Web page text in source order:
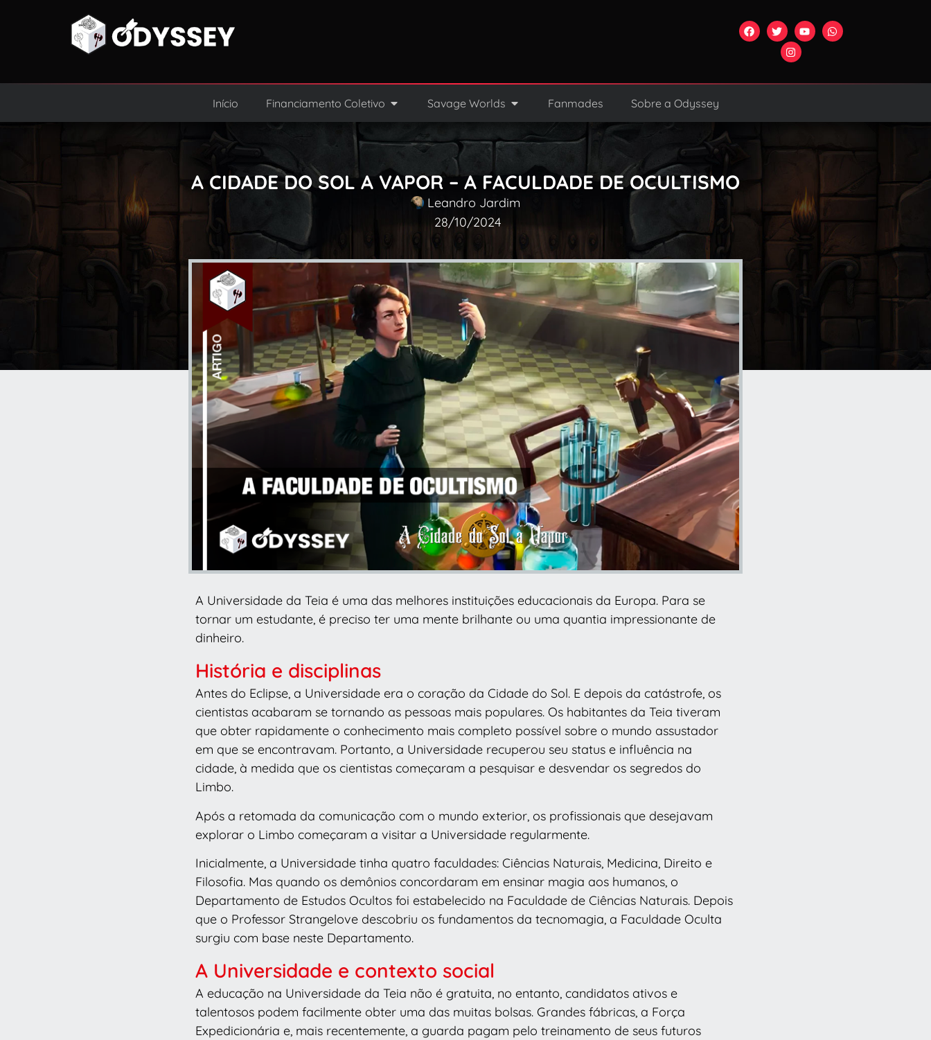
Início Financiamento Coletivo Savage Worlds Fanmades Sobre a Odyssey
A CIDADE DO SOL A VAPOR – A FACULDADE DE OCULTISMO
Leandro Jardim
28/10/2024
A Universidade da Teia é uma das melhores instituições educacionais da Europa. Para se
tornar um estudante, é preciso ter uma mente brilhante ou uma quantia impressionante de
dinheiro.
História e disciplinas
Antes do Eclipse, a Universidade era o coração da Cidade do Sol. E depois da catástrofe, os
cientistas acabaram se tornando as pessoas mais populares. Os habitantes da Teia tiveram
que obter rapidamente o conhecimento mais completo possível sobre o mundo assustador
em que se encontravam. Portanto, a Universidade recuperou seu status e influência na
cidade, à medida que os cientistas começaram a pesquisar e desvendar os segredos do
Limbo.
Após a retomada da comunicação com o mundo exterior, os profissionais que desejavam
explorar o Limbo começaram a visitar a Universidade regularmente.
Inicialmente, a Universidade tinha quatro faculdades: Ciências Naturais, Medicina, Direito e
Filosofia. Mas quando os demônios concordaram em ensinar magia aos humanos, o
Departamento de Estudos Ocultos foi estabelecido na Faculdade de Ciências Naturais. Depois
que o Professor Strangelove descobriu os fundamentos da tecnomagia, a Faculdade Oculta
surgiu com base neste Departamento.
A Universidade e contexto social
A educação na Universidade da Teia não é gratuita, no entanto, candidatos ativos e
talentosos podem facilmente obter uma das muitas bolsas. Grandes fábricas, a Força
Expedicionária e, mais recentemente, a guarda pagam pelo treinamento de seus futuros